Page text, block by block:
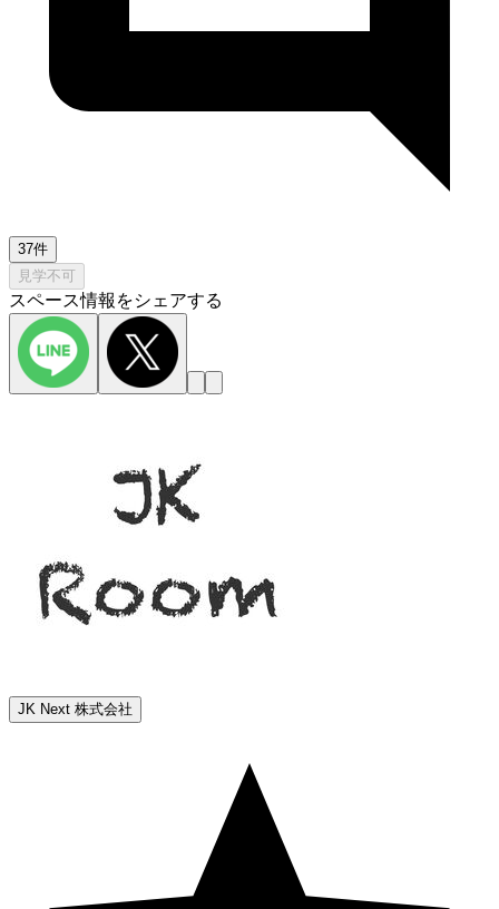
37件
見学不可
スペース情報をシェアする
JK Next 株式会社